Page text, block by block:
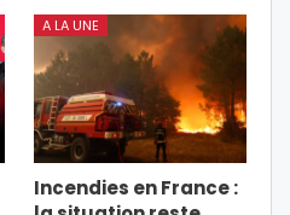
A LA UNE
Incendies en France :